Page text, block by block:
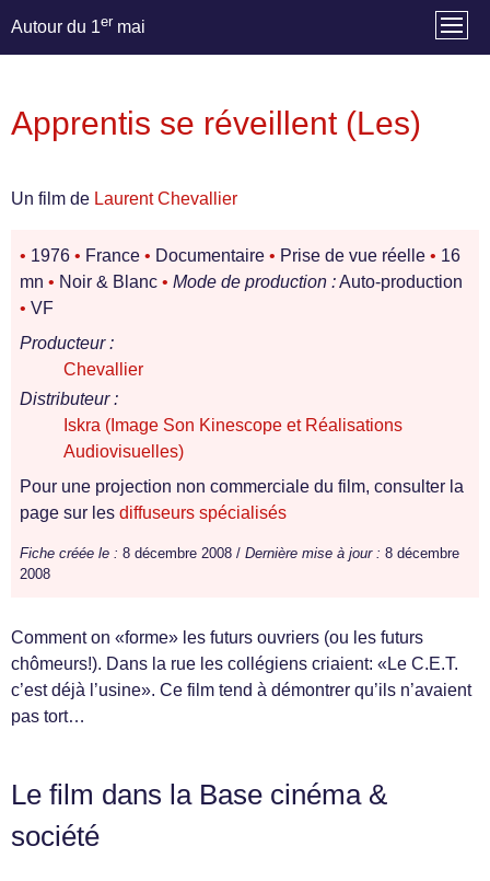
Autour du 1er mai
Apprentis se réveillent (Les)
Un film de Laurent Chevallier
• 1976 • France • Documentaire • Prise de vue réelle • 16
mn • Noir & Blanc • Mode de production :Auto-production
• VF
Producteur :
Chevallier
Distributeur :
Iskra (Image Son Kinescope et Réalisations
Audiovisuelles)
Pour une projection non commerciale du film, consulter la
page sur les diffuseurs spécialisés
Fiche créée le : 8 décembre 2008 / Dernière mise à jour : 8 décembre
2008
Comment on «forme» les futurs ouvriers (ou les futurs
chômeurs!). Dans la rue les collégiens criaient: «Le C.E.T.
c’est déjà l’usine». Ce film tend à démontrer qu’ils n’avaient
pas tort…
Le film dans la Base cinéma &
société